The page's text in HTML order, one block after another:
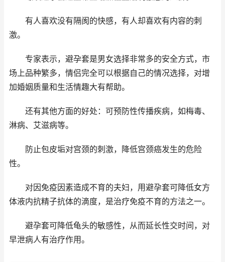
有人喜欢没有隔阂的快感，有人却喜欢有内容的刺
激。
专家表示，避孕套是男女选择非常多的安全方式，市
场上品种繁多，情侣完全可以根据自己的情况选择，对增
加婚姻质量和生活情趣大有帮助。
还有其他方面的好处：可预防性传播疾病，如梅毒、
淋病、艾滋病等。
防止包皮垢对宫颈的刺激，降低宫颈癌发生的危险
性。
对因免疫因素造成不育的夫妇，用避孕套可降低女方
体液内抗精子抗体的滴度，是治疗免疫不育的方法之一。
避孕套可降低龟头的敏感性，从而延长性交时间，对
早泄病人有治疗作用。